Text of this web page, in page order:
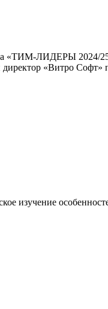
«ТИМ-ЛИДЕРЫ 2024/
«Витро Софт»
изучение